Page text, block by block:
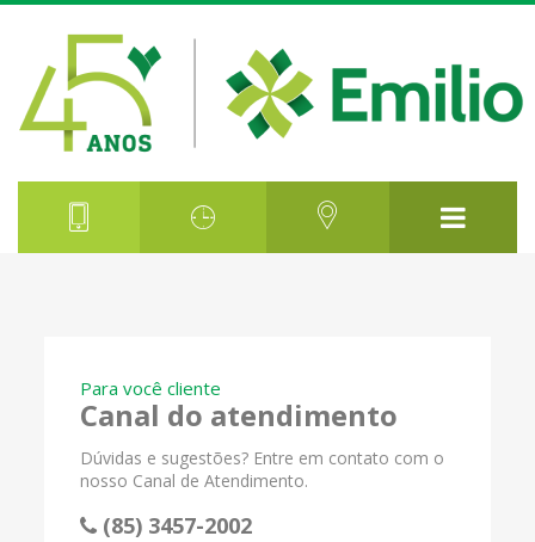
Para você cliente
Canal do atendimento
Dúvidas e sugestões? Entre em contato com o
nosso Canal de Atendimento.
(85) 3457-2002